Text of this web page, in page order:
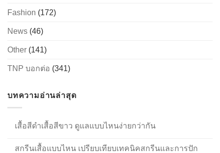
Fashion (172)
News (46)
Other (141)
TNP บอกต่อ (341)
บทความอ่านล่าสุด
เสื้อสีดำเสื้อสีขาว ดูแลแบบไหนง่ายกว่ากัน
สกรีนเสื้อแบบไหน เปรียบเทียบเทคนิคสกรีนและการปัก